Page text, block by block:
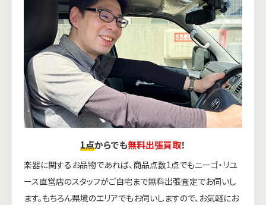
1点からでも無料出張買取！
楽器に関するお品物であれば、商品点数1点でもニーゴ・リユ
ース直営店のスタッフがご自宅まで無料出張査定でお伺いし
ます。もちろん県境のエリアでもお伺いしますので、お気軽にお